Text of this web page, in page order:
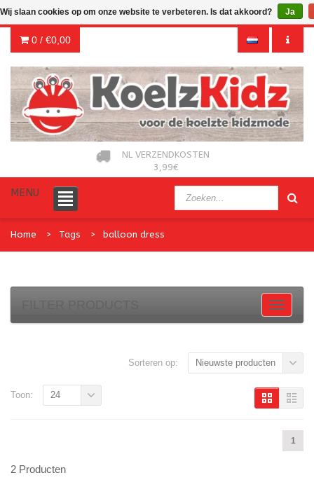
0 / €0,00
NL VERZENDKOSTEN
3,99€
MENU
Home Tags balloon dress
Sorteren op: Nieuwste producten
1
Toon: 24
2 Producten
Wij slaan cookies op om onze website te verbeteren. Is dat akkoord? Ja